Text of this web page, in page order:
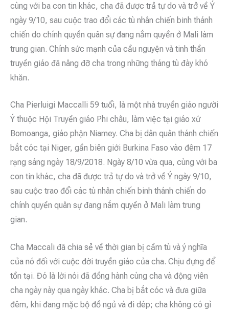
cùng với ba con tin khác, cha đã được trả tự do và trở về Ý
ngày 9/10, sau cuộc trao đổi các tù nhân chiến binh thánh
chiến do chính quyền quân sự đang nắm quyền ở Mali làm
trung gian. Chính sức mạnh của cầu nguyện và tinh thần
truyền giáo đã nâng đỡ cha trong những tháng tù đày khó
khăn.
Cha Pierluigi Maccalli 59 tuổi, là một nhà truyền giáo người
Ý thuộc Hội Truyền giáo Phi châu, làm việc tại giáo xứ
Bomoanga, giáo phận Niamey. Cha bị dân quân thánh chiến
bắt cóc tại Niger, gần biên giới Burkina Faso vào đêm 17
rạng sáng ngày 18/9/2018. Ngày 8/10 vừa qua, cùng với ba
con tin khác, cha đã được trả tự do và trở về Ý ngày 9/10,
sau cuộc trao đổi các tù nhân chiến binh thánh chiến do
chính quyền quân sự đang nắm quyền ở Mali làm trung
gian.
Cha Maccali đã chia sẻ về thời gian bị cầm tù và ý nghĩa
của nó đối với cuộc đời truyền giáo của cha. Chịu đựng để
tồn tại. Đó là lời nói đã đồng hành cùng cha và động viên
cha ngày này qua ngày khác. Cha bị bắt cóc và đưa giữa
đêm, khi đang mặc bộ đồ ngủ và đi dép; cha không có gì